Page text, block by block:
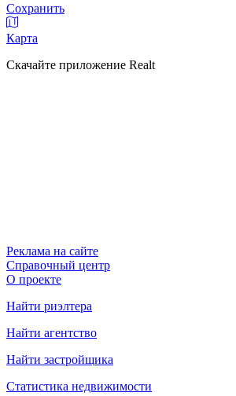
Сохранить
Карта
Скачайте приложение Realt
Реклама на сайте
Справочный центр
О проекте
Найти риэлтера
Найти агентство
Найти застройщика
Статистика недвижимости